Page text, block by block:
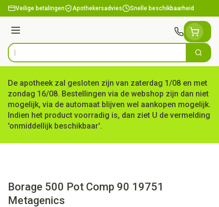
Ga naar de inhoud
Veilige betalingen Apothekersadvies Snelle beschikbaarheid
Menu
Product, merk, categorie... Zoek
De apotheek zal gesloten zijn van zaterdag 1/08 en met
zondag 16/08. Bestellingen via de webshop zijn dan niet
mogelijk, via de automaat blijven wel aankopen mogelijk.
Indien het product voorradig is, dan ziet U de vermelding
'onmiddellijk beschikbaar'.
Borage 500 Pot Comp 90 19751
Metagenics